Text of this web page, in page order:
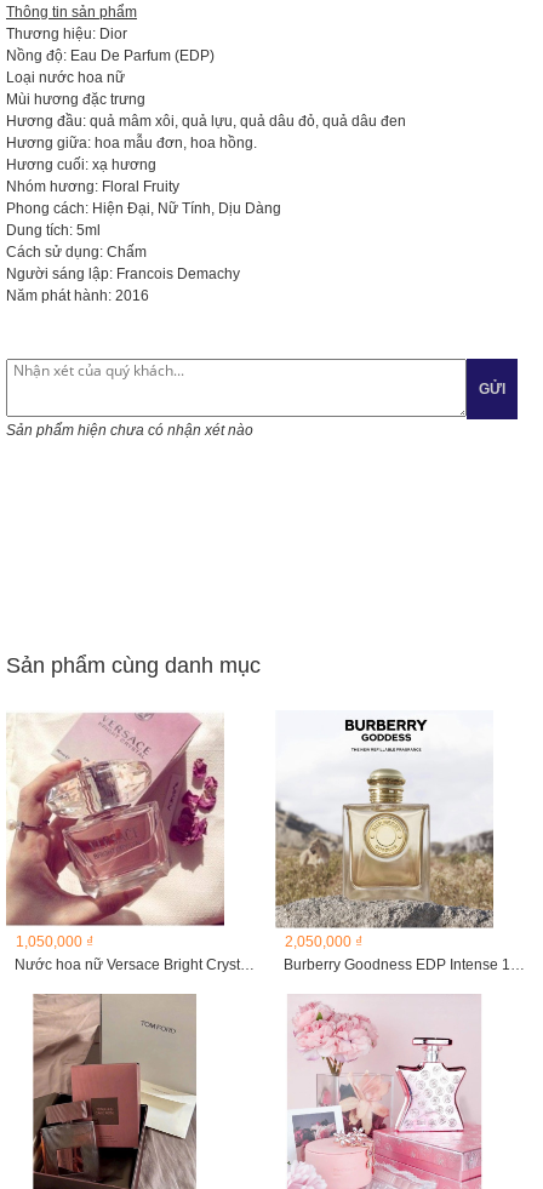
Thông tin sản phẩm
Thương hiệu: Dior
Nồng độ: Eau De Parfum (EDP)
Loại nước hoa nữ
Mùi hương đặc trưng
Hương đầu: quả mâm xôi, quả lựu, quả dâu đỏ, quả dâu đen
Hương giữa: hoa mẫu đơn, hoa hồng.
Hương cuối: xạ hương
Nhóm hương: Floral Fruity
Phong cách: Hiện Đại, Nữ Tính, Dịu Dàng
Dung tích: 5ml
Cách sử dụng: Chấm
Người sáng lập: Francois Demachy
Năm phát hành: 2016
GỬI
Sản phẩm hiện chưa có nhận xét nào
Sản phẩm cùng danh mục
1,050,000 ₫
Nước hoa nữ Versace Bright Crystal 50ml
2,050,000 ₫
Burberry Goodness EDP Intense 100ml